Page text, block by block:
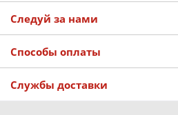
Следуй за нами
Способы оплаты
Службы доставки